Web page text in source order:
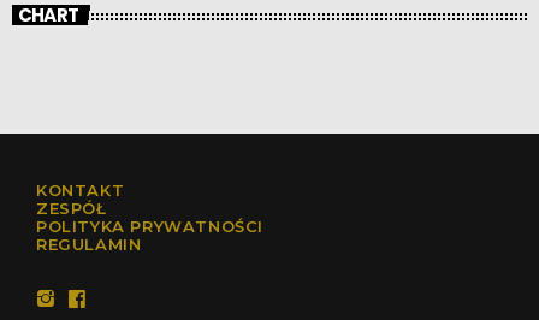
CHART
KONTAKT
ZESPÓŁ
POLITYKA PRYWATNOŚCI
REGULAMIN